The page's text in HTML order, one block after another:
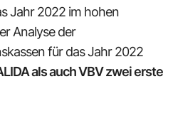
Jahr 2022 im hohen
Analyse der
für das Jahr 2022
als auch VBV zwei erste